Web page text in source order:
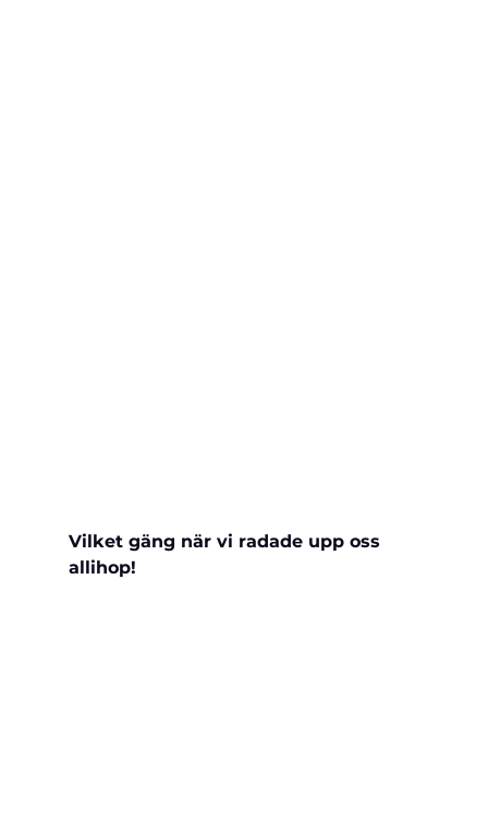
Vilket gäng när vi radade upp oss
allihop!